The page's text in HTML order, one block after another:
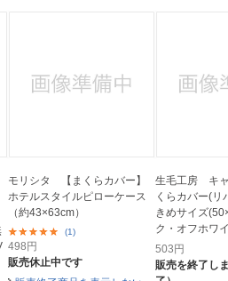
モリシタ 【まくらカバー】
ホテルスタイルピローケース
（約43×63cm）
(1)
498 円
販売休止中です
生毛工房 キャ
くらカバー(リ
きめサイズ
ク・オフホワ
503 円
販売を終了し